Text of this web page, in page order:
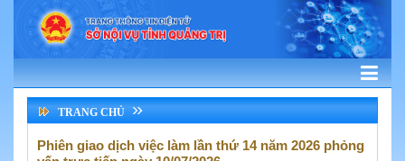
TRANG CHỦ
Phiên giao dịch việc làm lần thứ 14 năm 2026 phỏng